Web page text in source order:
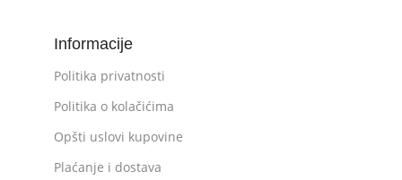
Informacije
Politika privatnosti
Politika o kolačićima
Opšti uslovi kupovine
Plaćanje i dostava